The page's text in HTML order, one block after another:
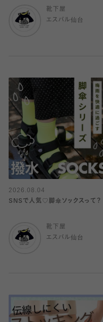
靴下屋
エスパル仙台
2026.08.04
SNSで人気♡脚傘ソックスって？
靴下屋
エスパル仙台